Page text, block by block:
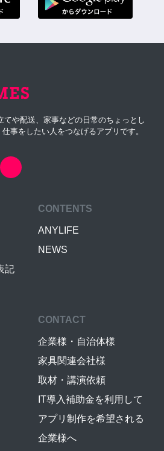
や配送、家事などの日常のちょっとし
事をしたい人をつなげるアプリです。
記
CONTENTS
ANYLIFE
NEWS
CONTACT
企業様・自治体様
家具関連会社様
取材・講演依頼
IT導入補助金を利用して
アプリ制作を希望される
企業様へ